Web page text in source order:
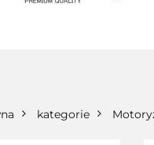
kategorie